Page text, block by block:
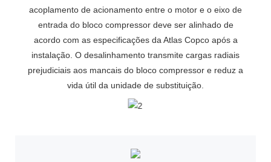
acoplamento de acionamento entre o motor e o eixo de
entrada do bloco compressor deve ser alinhado de
acordo com as especificações da Atlas Copco após a
instalação. O desalinhamento transmite cargas radiais
prejudiciais aos mancais do bloco compressor e reduz a
vida útil da unidade de substituição.